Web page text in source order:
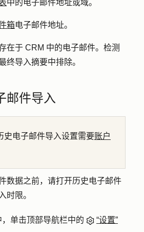
中的电子邮件地址或域。
箱电子邮件地址。
在于 CRM 中的电子邮件。检测
终导入摘要中排除。
邮件导入
史电子邮件导入设置需要账户
数据之前，请打开历史电子邮件
时限。
单击顶部导航栏中的
“设置”